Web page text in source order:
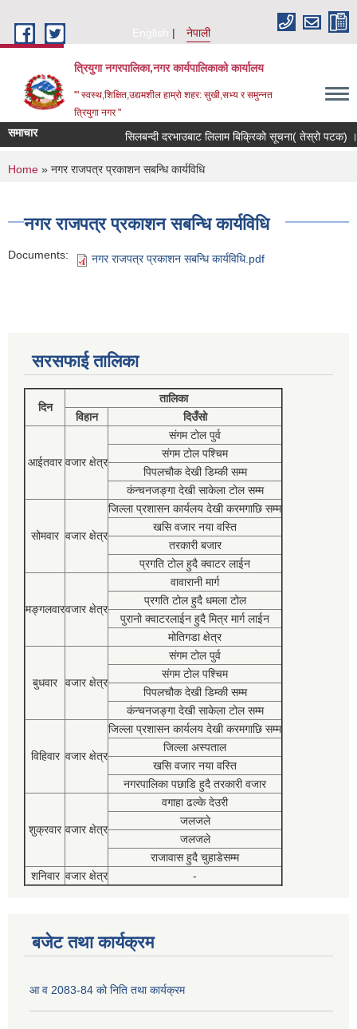
English
नेपाली
त्रियुगा नगरपालिका,नगर कार्यपालिकाको कार्यालय
'" स्वस्थ,शिक्षित,उद्यमशील हाम्रो शहर: सुखी,सभ्य र समुन्नत
त्रियुगा नगर "
समाचार सिलबन्दी दरभाउबाट लिलाम बिक्रिको सूचना( तेस्रो पटक) ।
You are here
Home » नगर राजपत्र प्रकाशन सबन्धि कार्यविधि
नगर राजपत्र प्रकाशन सबन्धि कार्यविधि
Documents: नगर राजपत्र प्रकाशन सबन्धि कार्यविधि.pdf
सरसफाई तालिका
दिन
तालिका
विहान
दिउँसो
आईतवार वजार क्षेत्र
संगम टोल पुर्व
संगम टोल पश्चिम
पिपलचौक देखी डिम्की सम्म
कंन्चनजङ्गा देखी साकेला टोल सम्म
सोमवार वजार क्षेत्र
जिल्ला प्रशासन कार्यलय देखी करमगाछि सम्म
खसि वजार नया वस्ति
तरकारी बजार
प्रगति टोल हुदै क्वाटर लाईन
मङ्गलवारवजार क्षेत्र
वावारानी मार्ग
प्रगति टोल हुदै धमला टोल
पुरानो क्वाटरलाईन हुदै मित्र मार्ग लाईन
मोतिगडा क्षेत्र
बुधवार वजार क्षेत्र
संगम टोल पुर्व
संगम टोल पश्चिम
पिपलचौक देखी डिम्की सम्म
कंन्चनजङ्गा देखी साकेला टोल सम्म
विहिवार वजार क्षेत्र
जिल्ला प्रशासन कार्यलय देखी करमगाछि सम्म
जिल्ला अस्पताल
खसि वजार नया वस्ति
नगरपालिका पछाडि हुदै तरकारी वजार
शुक्रवार वजार क्षेत्र
वगाहा ढल्के देउरी
जलजले
जलजले
राजावास हुदै चुहाडेसम्म
शनिवार वजार क्षेत्र -
बजेट तथा कार्यक्रम
आ व 2083-84 को निति तथा कार्यक्रम